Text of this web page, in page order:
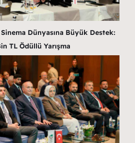
Dünyasına Büyük Destek:
TL Ödüllü Yarışma